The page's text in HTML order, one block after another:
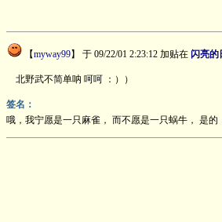
【myway99】 于 09/22/01 2:23:12 加贴在 闪亮的
北野武不简单呐 呵呵 ：））
签名：
哦，我宁愿是一只麻雀， 而不愿是一只蜗牛， 是